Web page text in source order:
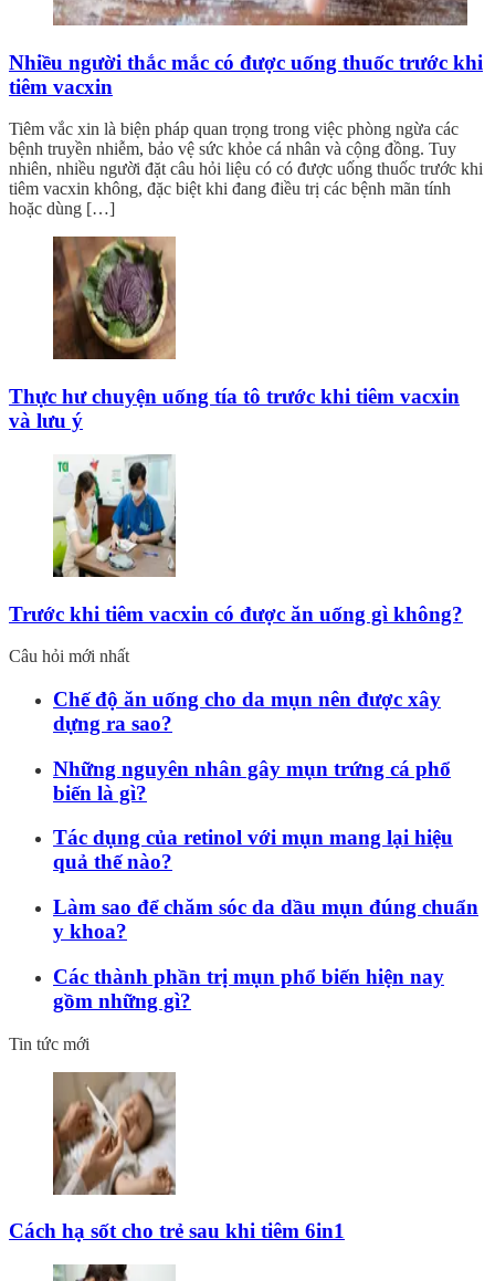
Nhiều người thắc mắc có được uống thuốc trước khi
tiêm vacxin
Tiêm vắc xin là biện pháp quan trọng trong việc phòng ngừa các
bệnh truyền nhiễm, bảo vệ sức khỏe cá nhân và cộng đồng. Tuy
nhiên, nhiều người đặt câu hỏi liệu có có được uống thuốc trước khi
tiêm vacxin không, đặc biệt khi đang điều trị các bệnh mãn tính
hoặc dùng […]
Thực hư chuyện uống tía tô trước khi tiêm vacxin
và lưu ý
Trước khi tiêm vacxin có được ăn uống gì không?
Câu hỏi mới nhất
Chế độ ăn uống cho da mụn nên được xây
dựng ra sao?
Những nguyên nhân gây mụn trứng cá phổ
biến là gì?
Tác dụng của retinol với mụn mang lại hiệu
quả thế nào?
Làm sao để chăm sóc da dầu mụn đúng chuẩn
y khoa?
Các thành phần trị mụn phổ biến hiện nay
gồm những gì?
Tin tức mới
Cách hạ sốt cho trẻ sau khi tiêm 6in1